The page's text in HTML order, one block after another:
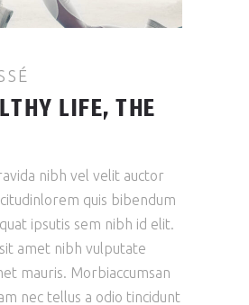
LIFE, THE
nibh vel velit auctor
quis bibendum
ipsutis sem nibh id elit.
amet nibh vulputate
mauris. Morbiaccumsan
nec tellus a odio tincidunt